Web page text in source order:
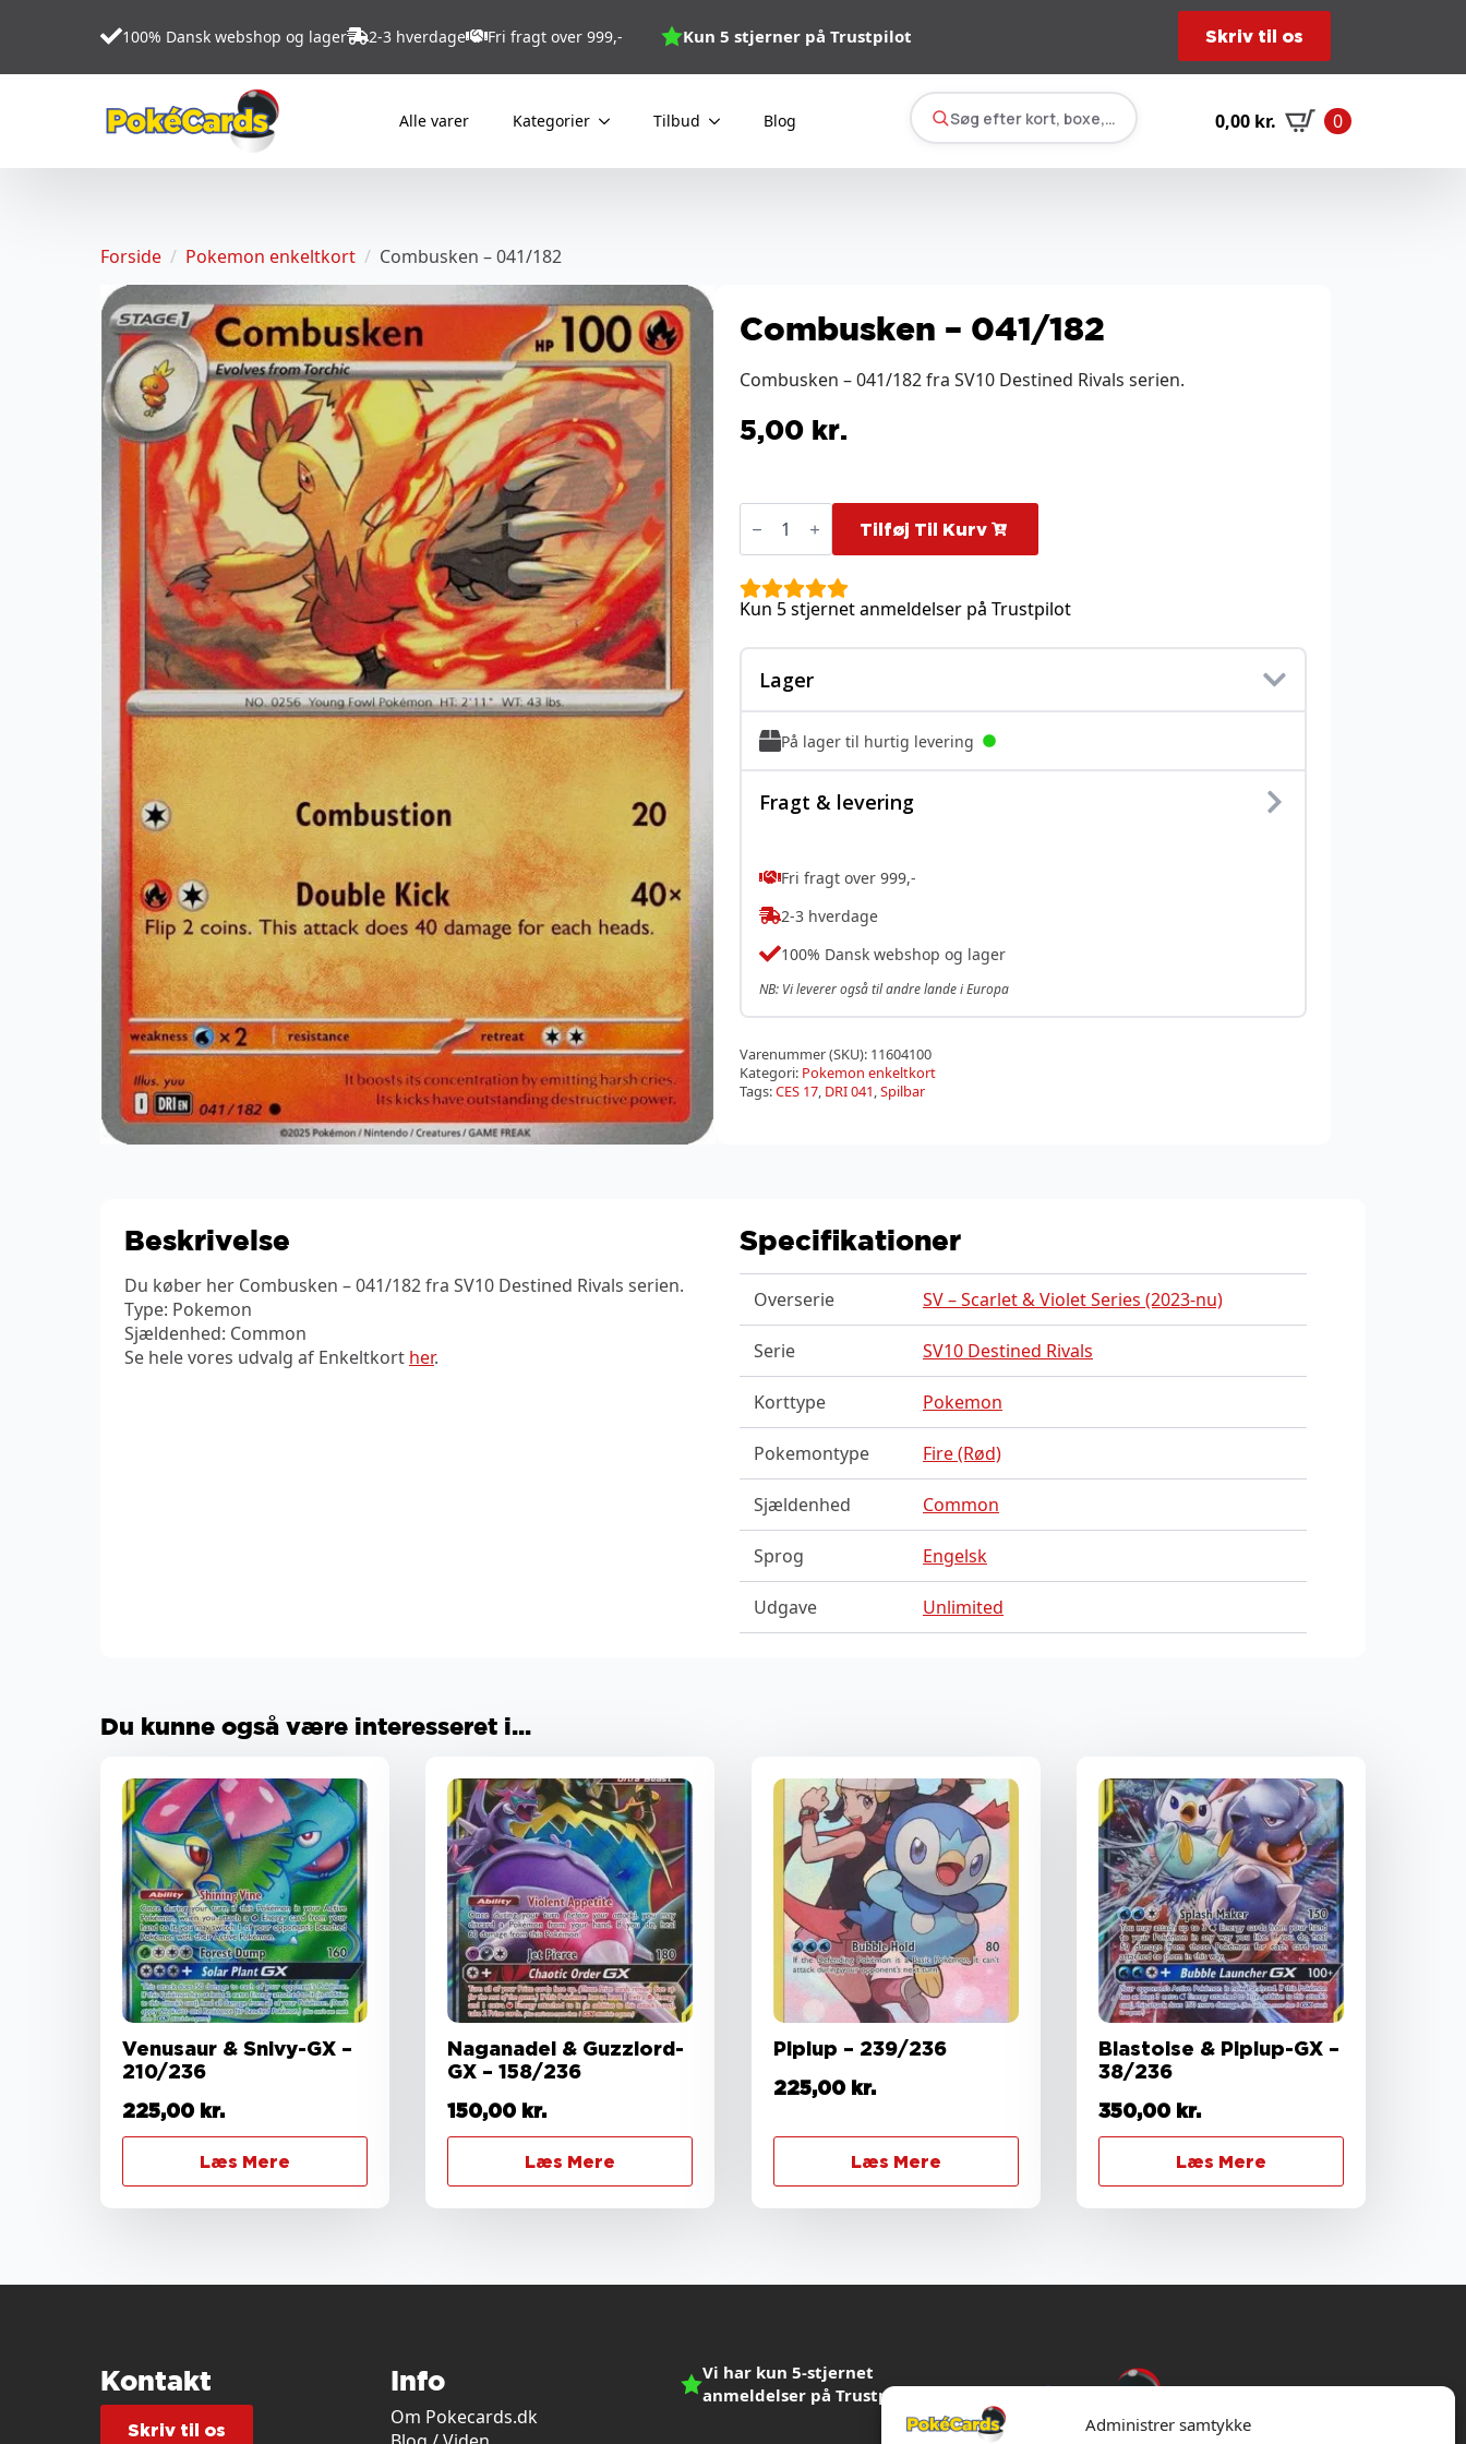
Administrer samtykke
100% Dansk webshop og lager 2-3 hverdage Fri fragt over 999,- Kun 5 stjerner på Trustpilot Skriv til os
Alle varer Kategorier Tilbud Blog Søg efter kort, boxe, tilbehør… 0,00 kr. 0
Forside Pokemon enkeltkort Combusken – 041/182
Combusken – 041/182
Combusken – 041/182 fra SV10 Destined Rivals serien.
5,00 kr.
Combusken
antal
Tilføj Til Kurv
Kun 5 stjernet anmeldelser på Trustpilot
Lager
På lager til hurtig levering
Fragt & levering
Fri fragt over 999,-
2-3 hverdage
100% Dansk webshop og lager
NB: Vi leverer også til andre lande i Europa
Varenummer (SKU): 11604100
Kategori: Pokemon enkeltkort
Tags:CES 17, DRI 041,Spilbar
Beskrivelse
Du køber her Combusken – 041/182 fra SV10 Destined Rivals serien.
Type: Pokemon
Sjældenhed: Common
Se hele vores udvalg af Enkeltkort her.
Specifikationer
Overserie SV – Scarlet & Violet Series (2023-nu)
Serie SV10 Destined Rivals
Korttype Pokemon
Pokemontype Fire (Rød)
Sjældenhed Common
Sprog Engelsk
Udgave Unlimited
Du kunne også være interesseret i...
Venusaur & Snivy-GX –
210/236
225,00 kr.
Læs Mere
Naganadel & Guzzlord-
GX – 158/236
150,00 kr.
Læs Mere
Piplup – 239/236
225,00 kr.
Læs Mere
Blastoise & Piplup-GX –
38/236
350,00 kr.
Læs Mere
Kontakt
Skriv til os
Info
Om Pokecards.dk
Vi har kun 5-stjernet
anmeldelser på Trustpilot